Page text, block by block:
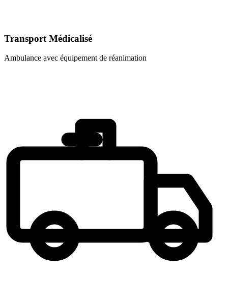
Transport Médicalisé
Ambulance avec équipement de réanimation